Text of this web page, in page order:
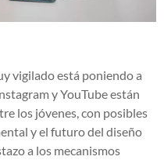
vigilado está poniendo a
y YouTube están
los jóvenes, con posibles
y el futuro del diseño
a los mecanismos